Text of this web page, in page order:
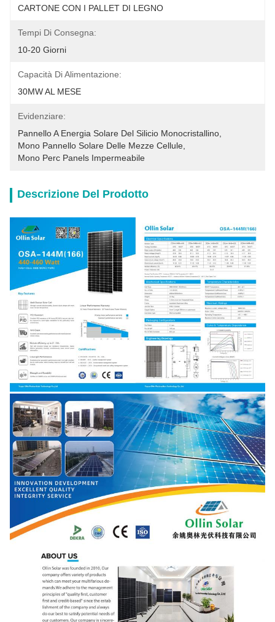
CARTONE CON I PALLET DI LEGNO
Tempi Di Consegna:
10-20 Giorni
Capacità Di Alimentazione:
30MW AL MESE
Evidenziare:
Pannello A Energia Solare Del Silicio Monocristallino
Mono Pannello Solare Delle Mezze Cellule
Mono Perc Panels Impermeabile
Descrizione Del Prodotto